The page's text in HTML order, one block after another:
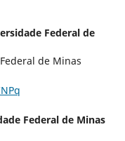
Federal de
de Minas
Federal de Minas